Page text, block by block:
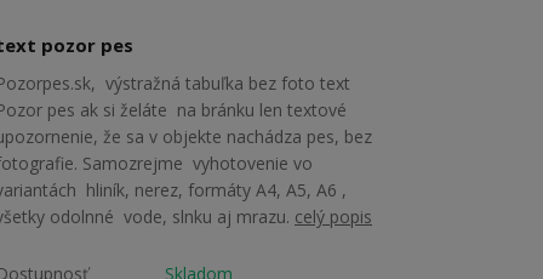
pozor pes
výstražná tabuľka bez foto text
pes ak si želáte na bránku len textové
že sa v objekte nachádza pes, bez
Samozrejme vyhotovenie vo
hliník, nerez, formáty A4, A5, A6 ,
odolnné vode, slnku aj mrazu. celý popis
Skladom